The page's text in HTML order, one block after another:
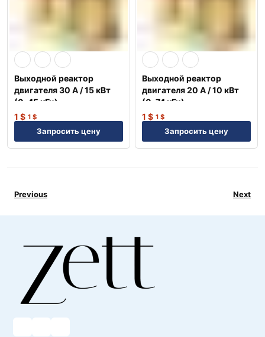
Выходной реактор
двигателя 30 А / 15 кВт
(0, 45 кГц) —
Оптимизация NEP
1 $ 1 $
Запросить цену
Выходной реактор
двигателя 20 А / 10 кВт
(0, 74 кГц) —
Оптимизация NEP
1 $ 1 $
Запросить цену
Previous Next